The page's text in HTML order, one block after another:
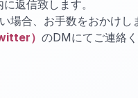
返信致します。
場合、お手数をおかけし
） のDMにてご連絡